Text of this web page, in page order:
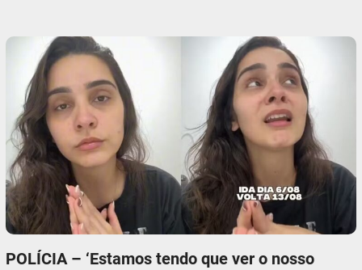
POLÍCIA – ‘Estamos tendo que ver o nosso